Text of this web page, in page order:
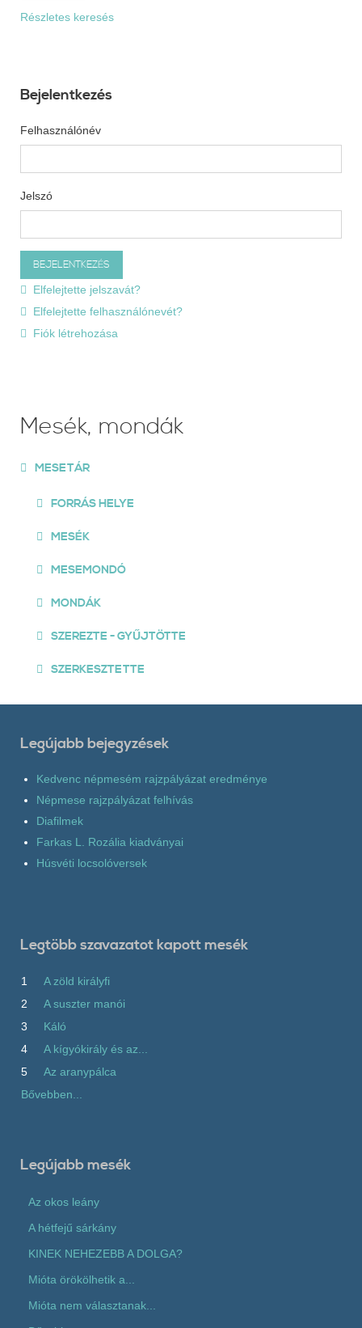
Részletes keresés
Bejelentkezés
Felhasználónév
Jelszó
Elfelejtette jelszavát?
Elfelejtette felhasználónevét?
Fiók létrehozása
Mesék, mondák
MESETÁR
FORRÁS HELYE
MESÉK
MESEMONDÓ
MONDÁK
SZEREZTE - GYŰJTÖTTE
SZERKESZTETTE
Legújabb bejegyzések
Kedvenc népmesém rajzpályázat eredménye
Népmese rajzpályázat felhívás
Diafilmek
Farkas L. Rozália kiadványai
Húsvéti locsolóversek
Legtöbb szavazatot kapott mesék
1
A zöld királyfi
2
A suszter manói
3
Káló
4
A kígyókirály és az...
5
Az aranypálca
Bővebben...
Legújabb mesék
Az okos leány
A hétfejű sárkány
KINEK NEHEZEBB A DOLGA?
Mióta örökölhetik a...
Mióta nem választanak...